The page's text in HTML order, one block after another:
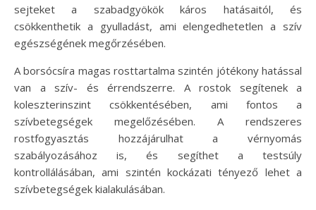
sejteket a szabadgyökök káros hatásaitól, és
csökkenthetik a gyulladást, ami elengedhetetlen a szív
egészségének megőrzésében.
A borsócsíra magas rosttartalma szintén jótékony hatással
van a szív- és érrendszerre. A rostok segítenek a
koleszterinszint csökkentésében, ami fontos a
szívbetegségek megelőzésében. A rendszeres
rostfogyasztás hozzájárulhat a vérnyomás
szabályozásához is, és segíthet a testsúly
kontrollálásában, ami szintén kockázati tényező lehet a
szívbetegségek kialakulásában.